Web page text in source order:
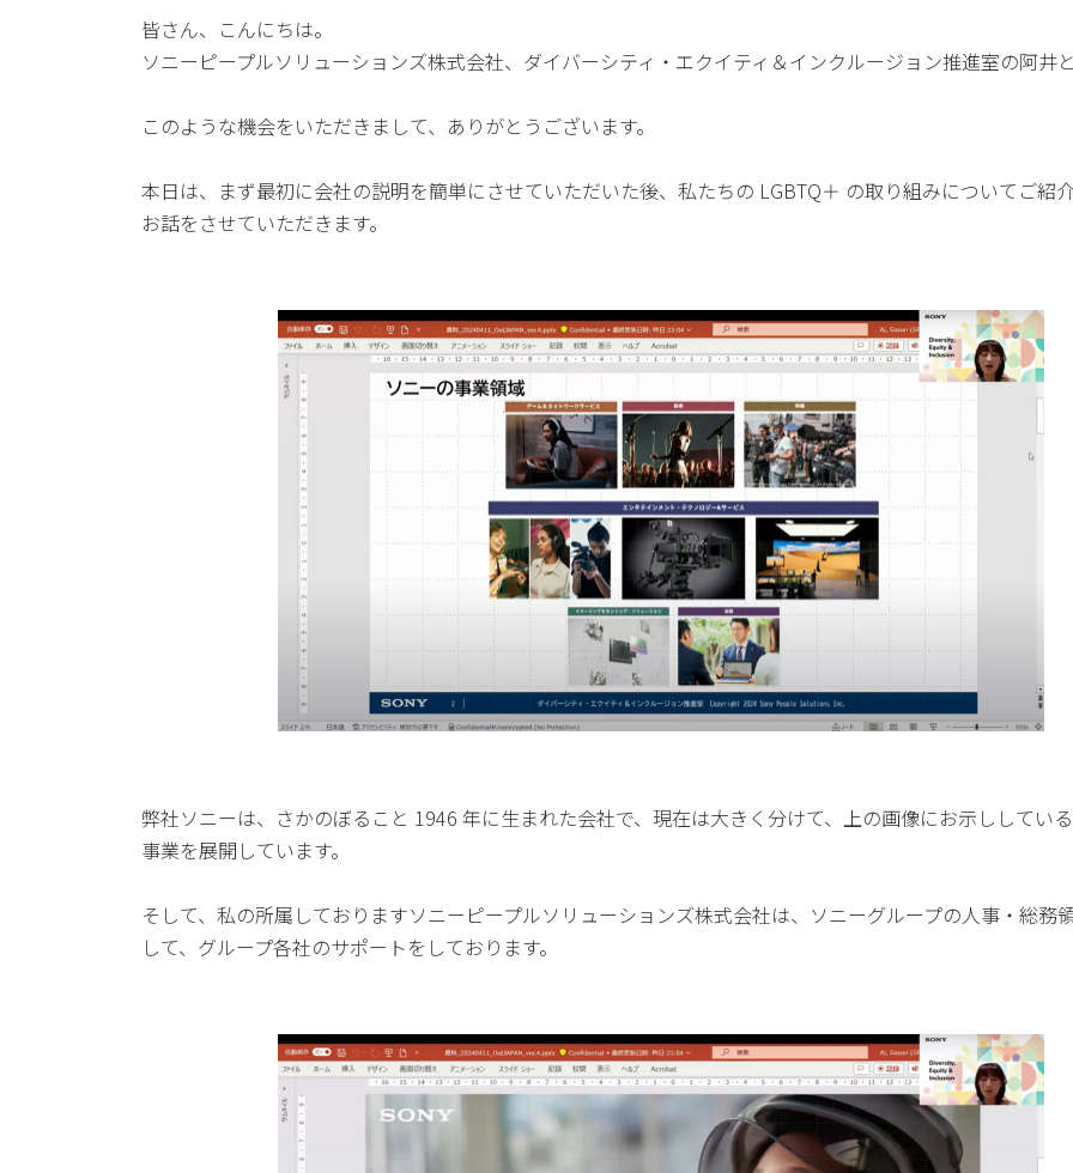
皆さん、こんにちは。
ソニーピープルソリューションズ株式会社、ダイバーシティ・エクイティ＆インクルージョン推進室の阿井と
このような機会をいただきまして、ありがとうございます。
本日は、まず最初に会社の説明を簡単にさせていただいた後、私たちの LGBTQ＋ の取り組みについてご紹
お話をさせていただきます。
弊社ソニーは、さかのぼること 1946 年に生まれた会社で、現在は大きく分けて、上の画像にお示ししてい
事業を展開しています。
そして、私の所属しておりますソニーピープルソリューションズ株式会社は、ソニーグループの人事・総務
して、グループ各社のサポートをしております。